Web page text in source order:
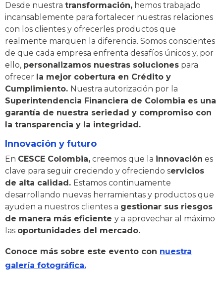
Desde nuestra transformación, hemos trabajado
incansablemente para fortalecer nuestras relaciones
con los clientes y ofrecerles productos que
realmente marquen la diferencia. Somos conscientes
de que cada empresa enfrenta desafíos únicos y, por
ello, personalizamos nuestras soluciones para
ofrecer la mejor cobertura en Crédito y
Cumplimiento. Nuestra autorización por la
Superintendencia Financiera de Colombia es una
garantía de nuestra seriedad y compromiso con
la transparencia y la integridad.
Innovación y futuro
En CESCE Colombia, creemos que la innovación es
clave para seguir creciendo y ofreciendo servicios
de alta calidad. Estamos continuamente
desarrollando nuevas herramientas y productos que
ayuden a nuestros clientes a gestionar sus riesgos
de manera más eficiente y a aprovechar al máximo
las oportunidades del mercado.
Conoce más sobre este evento con nuestra
galería fotográfica.